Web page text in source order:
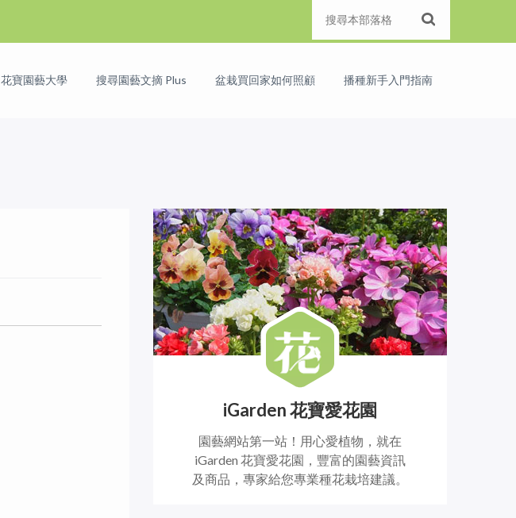
花寶園藝大學 搜尋園藝文摘 Plus 盆栽買回家如何照顧 播種新手入門指南
iGarden 花寶愛花園
園藝網站第一站！用心愛植物，就在
iGarden 花寶愛花園，豐富的園藝資訊
及商品，專家給您專業種花栽培建議。